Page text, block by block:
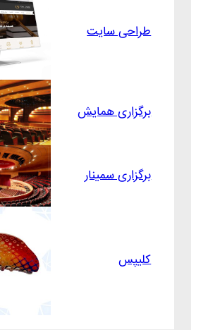
طراحی سایت
برگزاری همایش
برگزاری سمینار
کلیپس